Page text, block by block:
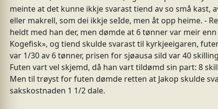
meinte at det kunne ikkje svarast tiend av so små kast,
eller makrell, som dei ikkje seIde, men åt opp heime. -
heldt med han der, men dømde at 6 tønner var meir
Kogefisk», og tiend skulde svarast til kyrkjeeigaren,
var 1/30 av 6 tønner, prisen for sjøausa sild var 40
Futen vart vel skjemd, då han vart tildømd sin part: 8
Men til trøyst for futen dømde retten at Jakop skulde
sakskostnaden 1 1/2 dale.